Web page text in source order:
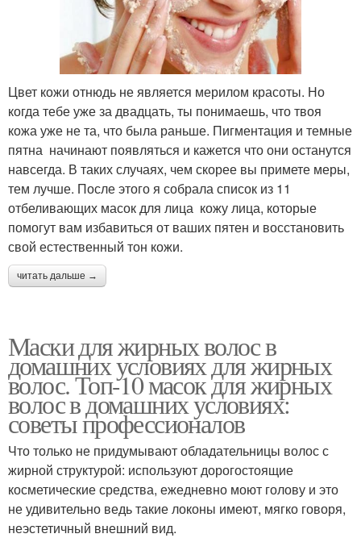
Цвет кожи отнюдь не является мерилом красоты. Но
когда тебе уже за двадцать, ты понимаешь, что твоя
кожа уже не та, что была раньше. Пигментация и темные
пятна начинают появляться и кажется что они останутся
навсегда. В таких случаях, чем скорее вы примете меры,
тем лучше. После этого я собрала список из 11
отбеливающих масок для лица кожу лица, которые
помогут вам избавиться от ваших пятен и восстановить
свой естественный тон кожи.
читать дальше →
Маски для жирных волос в
домашних условиях для жирных
волос. Топ-10 масок для жирных
волос в домашних условиях:
советы профессионалов
Что только не придумывают обладательницы волос с
жирной структурой: используют дорогостоящие
косметические средства, ежедневно моют голову и это
не удивительно ведь такие локоны имеют, мягко говоря,
неэстетичный внешний вид.